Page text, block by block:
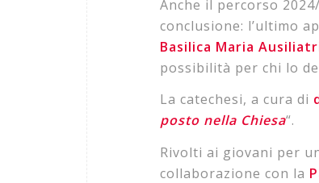
Anche il percorso
conclusione: l’ultimo
Basilica Maria
possibilità per chi lo
La catechesi, a cura di
posto nella Chiesa“.
Rivolti ai giovani per
collaborazione con la